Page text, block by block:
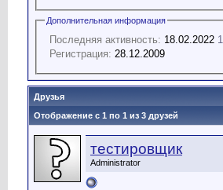
Дополнительная информация
Последняя активность: 18.02.2022
Регистрация: 28.12.2009
Друзья
Отображение с 1 по 1 из 3 друзей
тестировщик
Administrator